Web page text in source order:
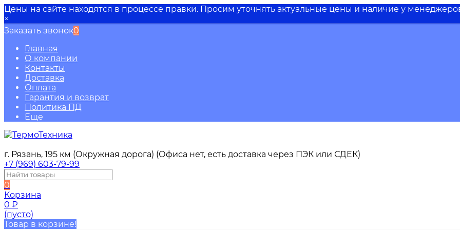
Цены на сайте находятся в процессе правки. Просим уточнять актуальные цены и наличие у
×
Заказать звонок0
Главная
О компании
Контакты
Доставка
Оплата
Гарантия и возврат
Политика ПД
Еще
г. Рязань, 195 км (Окружная дорога) (Офиса нет, есть доставка через ПЭК или СДЕК)
+7 (969) 603-79-99
0
Корзина
0 ₽
(пусто)
Товар в корзине!